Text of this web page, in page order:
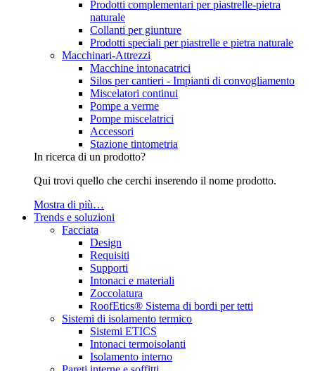
Prodotti complementari per piastrelle-pietra
naturale
Collanti per giunture
Prodotti speciali per piastrelle e pietra naturale
Macchinari-Attrezzi
Macchine intonacatrici
Silos per cantieri - Impianti di convogliamento
Miscelatori continui
Pompe a verme
Pompe miscelatrici
Accessori
Stazione tintometria
In ricerca di un prodotto?
Qui trovi quello che cerchi inserendo il nome prodotto.
Mostra di più…
Trends e soluzioni
Facciata
Design
Requisiti
Supporti
Intonaci e materiali
Zoccolatura
RoofEtics® Sistema di bordi per tetti
Sistemi di isolamento termico
Sistemi ETICS
Intonaci termoisolanti
Isolamento interno